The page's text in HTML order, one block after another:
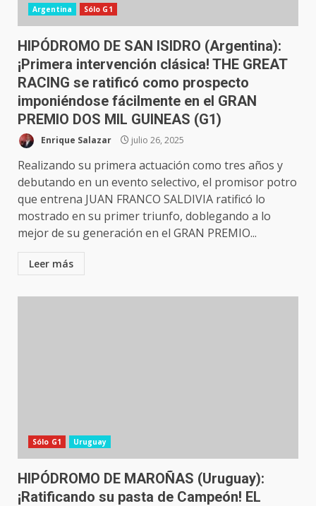
Argentina Sólo G1
HIPÓDROMO DE SAN ISIDRO (Argentina):
¡Primera intervención clásica! THE GREAT
RACING se ratificó como prospecto
imponiéndose fácilmente en el GRAN
PREMIO DOS MIL GUINEAS (G1)
Enrique Salazar julio 26, 2025
Realizando su primera actuación como tres años y
debutando en un evento selectivo, el promisor potro
que entrena JUAN FRANCO SALDIVIA ratificó lo
mostrado en su primer triunfo, doblegando a lo
mejor de su generación en el GRAN PREMIO...
Leer más
Sólo G1 Uruguay
HIPÓDROMO DE MAROÑAS (Uruguay):
¡Ratificando su pasta de Campeón! EL